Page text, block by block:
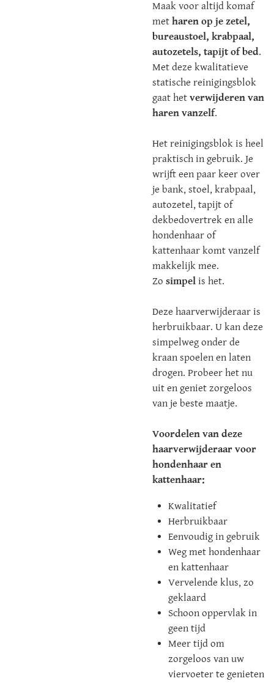
Maak voor altijd komaf
met haren op je zetel,
bureaustoel, krabpaal,
autozetels, tapijt of bed.
Met deze kwalitatieve
statische reinigingsblok
gaat het verwijderen van
haren vanzelf.
Het reinigingsblok is heel
praktisch in gebruik. Je
wrijft een paar keer over
je bank, stoel, krabpaal,
autozetel, tapijt of
dekbedovertrek en alle
hondenhaar of
kattenhaar komt vanzelf
makkelijk mee.
Zo simpel is het.
Deze haarverwijderaar is
herbruikbaar. U kan deze
simpelweg onder de
kraan spoelen en laten
drogen. Probeer het nu
uit en geniet zorgeloos
van je beste maatje.
Voordelen van deze
haarverwijderaar voor
hondenhaar en
kattenhaar:
Kwalitatief
Herbruikbaar
Eenvoudig in gebruik
Weg met hondenhaar
en kattenhaar
Vervelende klus, zo
geklaard
Schoon oppervlak in
geen tijd
Meer tijd om
zorgeloos van uw
viervoeter te genieten